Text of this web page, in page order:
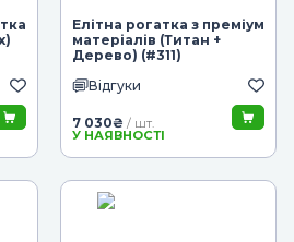
Елітна рогатка з преміум
матеріалів (Титан +
Дерево) (#311)
Відгуки
7 030₴ / шт.
У НАЯВНОСТІ